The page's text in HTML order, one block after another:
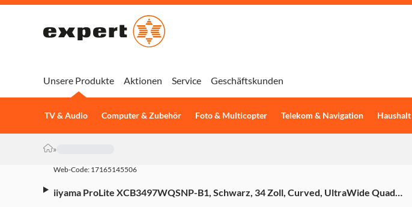
Unsere Produkte
TV & Audio Computer & Zubehör Foto & Multicopter Telekom & Navigation
Aktionen Service Geschäftskunden
»
Web-Code: 17165145506
iiyama ProLite XCB3497WQSNP-B1, Schwarz, 34 Zoll, Curved, UltraWide Quad